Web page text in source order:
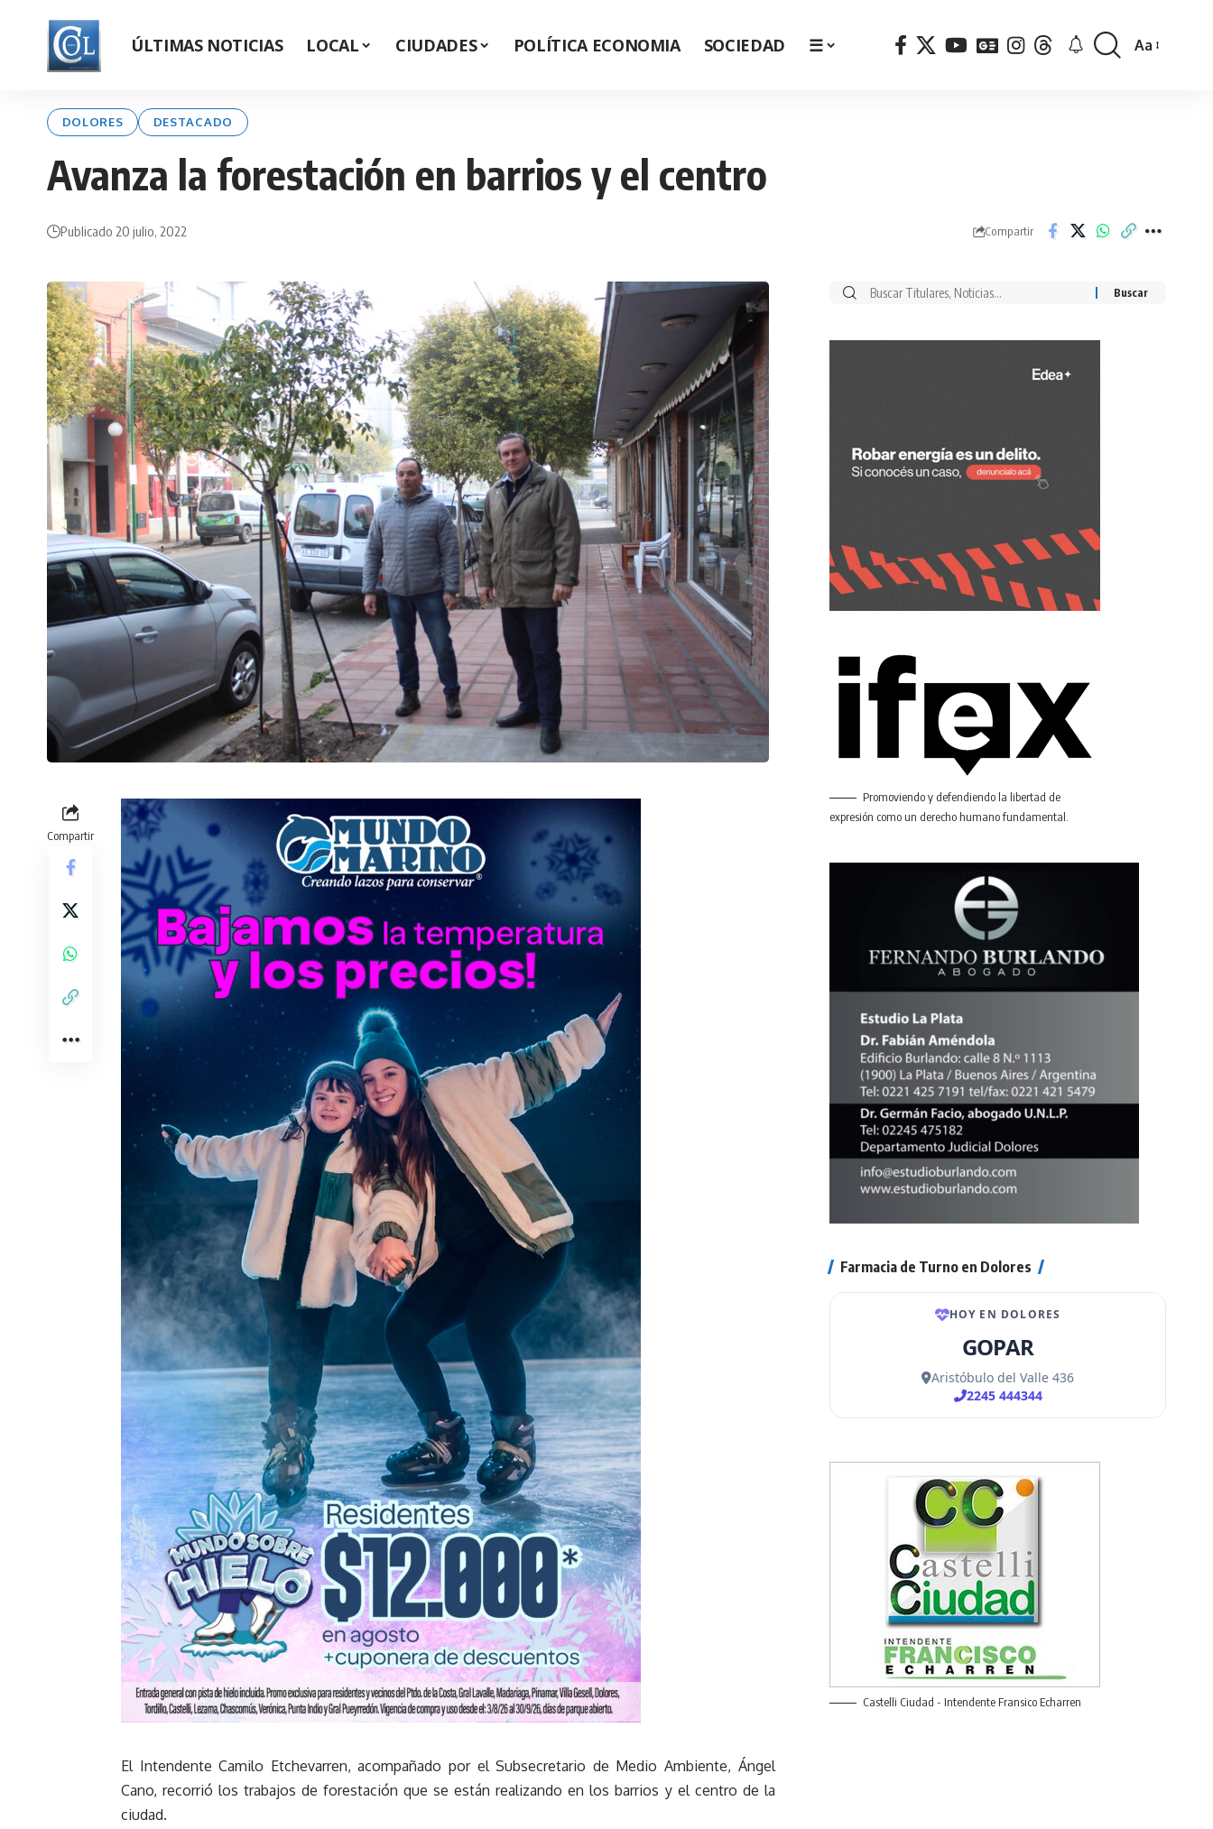
ÚLTIMAS NOTICIAS LOCAL CIUDADES POLÍTICA ECONOMIA SOCIEDAD ☰
Font
Aa
DOLORES DESTACADO
Avanza la forestación en barrios y el centro
Publicado 20 julio, 2022 Compartir
Compartir
El Intendente Camilo Etchevarren, acompañado por el Subsecretario de Medio Ambiente, Ángel
Cano, recorrió los trabajos de forestación que se están realizando en los barrios y el centro de la
ciudad.
Buscar
Promoviendo y defendiendo la libertad de
expresión como un derecho humano fundamental.
Farmacia de Turno en Dolores
Castelli Ciudad - Intendente Fransico Echarren